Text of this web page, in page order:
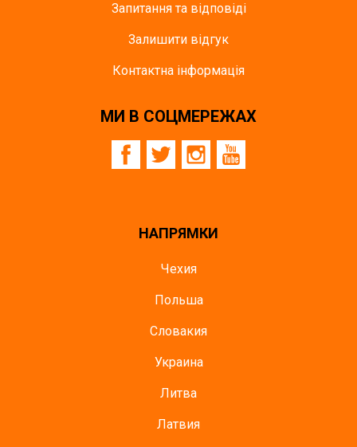
Запитання та відповіді
Залишити відгук
Контактна інформація
МИ В СОЦМЕРЕЖАХ
НАПРЯМКИ
Чехия
Польша
Словакия
Украина
Литва
Латвия